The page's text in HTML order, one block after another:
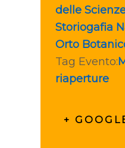
delle
Storiogafia
Orto
Tag Evento:
riaperture
+